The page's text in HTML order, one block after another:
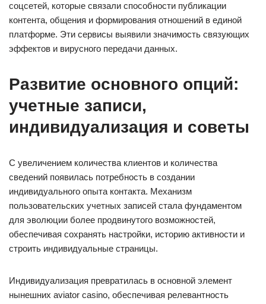
соцсетей, которые связали способности публикации
контента, общения и формирования отношений в единой
платформе. Эти сервисы выявили значимость связующих
эффектов и вирусного передачи данных.
Развитие основного опций:
учетные записи,
индивидуализация и советы
С увеличением количества клиентов и количества
сведений появилась потребность в создании
индивидуального опыта контакта. Механизм
пользовательских учетных записей стала фундаментом
для эволюции более продвинутого возможностей,
обеспечивая сохранять настройки, историю активности и
строить индивидуальные страницы.
Индивидуализация превратилась в основной элемент
нынешних aviator casino, обеспечивая релевантность